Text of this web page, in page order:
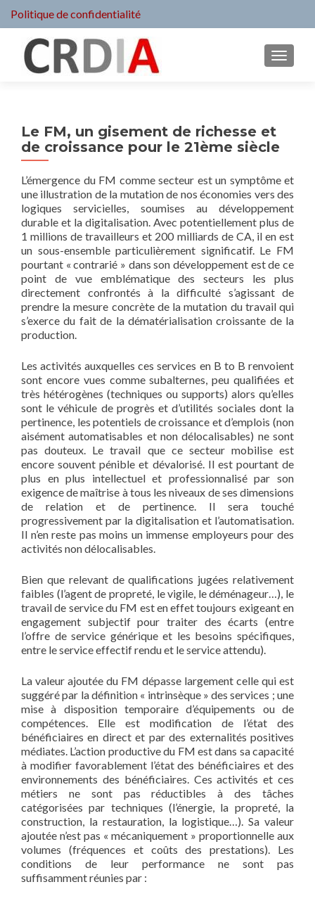
Politique de confidentialité
MENU
Le FM, un gisement de richesse et
de croissance pour le 21ème siècle
L’émergence du FM comme secteur est un symptôme et
une illustration de la mutation de nos économies vers des
logiques servicielles, soumises au développement
durable et la digitalisation. Avec potentiellement plus de
1 millions de travailleurs et 200 milliards de CA, il en est
un sous-ensemble particulièrement significatif. Le FM
pourtant « contrarié » dans son développement est de ce
point de vue emblématique des secteurs les plus
directement confrontés à la difficulté s’agissant de
prendre la mesure concrète de la mutation du travail qui
s’exerce du fait de la dématérialisation croissante de la
production.
Les activités auxquelles ces services en B to B renvoient
sont encore vues comme subalternes, peu qualifiées et
très hétérogènes (techniques ou supports) alors qu’elles
sont le véhicule de progrès et d’utilités sociales dont la
pertinence, les potentiels de croissance et d’emplois (non
aisément automatisables et non délocalisables) ne sont
pas douteux. Le travail que ce secteur mobilise est
encore souvent pénible et dévalorisé. Il est pourtant de
plus en plus intellectuel et professionnalisé par son
exigence de maîtrise à tous les niveaux de ses dimensions
de relation et de pertinence. Il sera touché
progressivement par la digitalisation et l’automatisation.
Il n’en reste pas moins un immense employeurs pour des
activités non délocalisables.
Bien que relevant de qualifications jugées relativement
faibles (l’agent de propreté, le vigile, le déménageur…), le
travail de service du FM est en effet toujours exigeant en
engagement subjectif pour traiter des écarts (entre
l’offre de service générique et les besoins spécifiques,
entre le service effectif rendu et le service attendu).
La valeur ajoutée du FM dépasse largement celle qui est
suggéré par la définition « intrinsèque » des services ; une
mise à disposition temporaire d’équipements ou de
compétences. Elle est modification de l’état des
bénéficiaires en direct et par des externalités positives
médiates. L’action productive du FM est dans sa capacité
à modifier favorablement l’état des bénéficiaires et des
environnements des bénéficiaires. Ces activités et ces
métiers ne sont pas réductibles à des tâches
catégorisées par techniques (l’énergie, la propreté, la
construction, la restauration, la logistique…). Sa valeur
ajoutée n’est pas « mécaniquement » proportionnelle aux
volumes (fréquences et coûts des prestations). Les
conditions de leur performance ne sont pas
suffisamment réunies par :